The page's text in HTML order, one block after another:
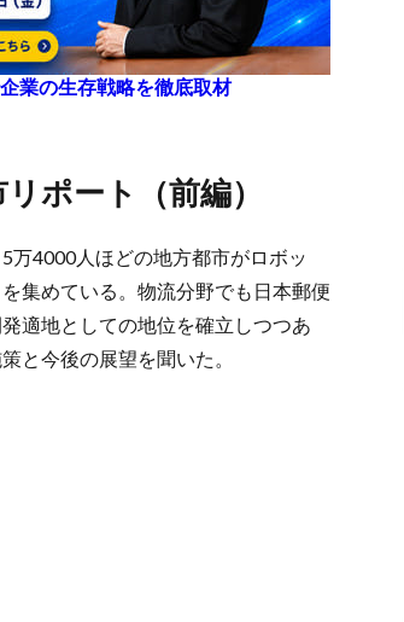
業の生存戦略を徹底取材
ポート（前編）
万4000人ほどの地方都市がロボッ
集めている。物流分野でも日本郵便
適地としての地位を確立しつつあ
と今後の展望を聞いた。